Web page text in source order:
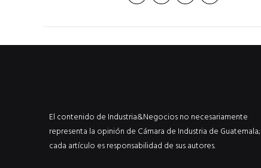
El contenido de Industria&Negocios no necesariamente
representa la opinión de Cámara de Industria de Guatemala;
cada artículo es responsabilidad de sus autores.